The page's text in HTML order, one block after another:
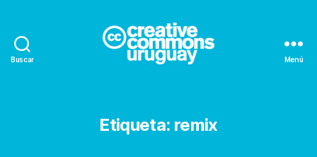
Buscar Menú
Etiqueta: remix